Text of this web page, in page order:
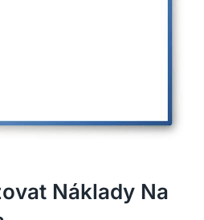
Náklady Na